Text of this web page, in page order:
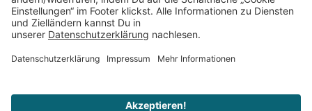
Impressum AGB Widerrufsbelehrung
Vertrag widerrufen